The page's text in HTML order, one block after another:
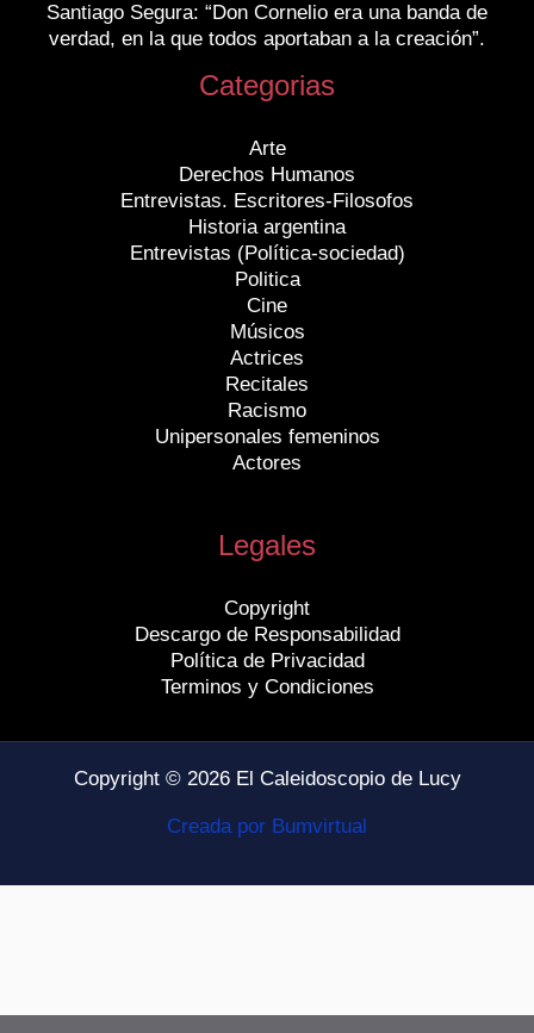
Santiago Segura: “Don Cornelio era una banda de
verdad, en la que todos aportaban a la creación”.
Categorias
Arte
Derechos Humanos
Entrevistas. Escritores-Filosofos
Historia argentina
Entrevistas (Política-sociedad)
Politica
Cine
Músicos
Actrices
Recitales
Racismo
Unipersonales femeninos
Actores
Legales
Copyright
Descargo de Responsabilidad
Política de Privacidad
Terminos y Condiciones
Copyright © 2026 El Caleidoscopio de Lucy
Creada por Bumvirtual